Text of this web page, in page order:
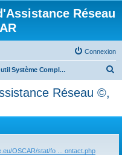
Réseau
Connexion
Outil Système Complet d'Assistance Réseau ©, OSCAR
Réseau ©,
OSCAR/stat/fo ... ontact.php